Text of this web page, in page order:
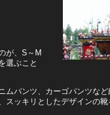
が、S～M
選ぶこと
ムパンツ、カーゴパンツな
スッキリとしたデザインの